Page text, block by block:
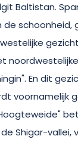
Baltistan.
schoonheid,
En dit
voornamelijk
Shigar-